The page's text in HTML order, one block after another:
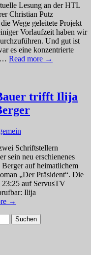
Lesung an der HTL
Christian Putz
Wege geleitete Projekt
Vorlaufzeit haben wir
Und gut ist
es eine konzentrierte
Read more →
trifft Ilija
Schriftstellern
sein neu erschienenes
auf heimatlichem
„Der Präsident“. Die
23:25 auf ServusTV
Ilija
→